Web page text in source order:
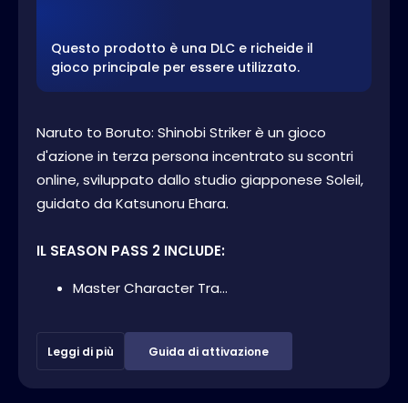
Questo prodotto è una DLC e richeide il
gioco principale per essere utilizzato.
Naruto to Boruto: Shinobi Striker è un gioco
d'azione in terza persona incentrato su scontri
online, sviluppato dallo studio giapponese Soleil,
guidato da Katsunoru Ehara.
IL SEASON PASS 2 INCLUDE:
Master Character Tra...
Leggi di più Guida di attivazione